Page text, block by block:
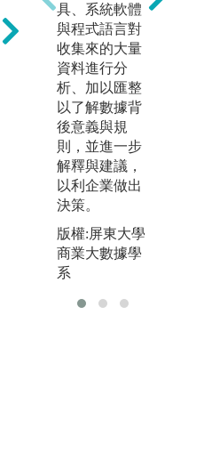
課程設計與規
劃導入CDIO教
學模式，鍛鍊
學生「不只知
道，更能做
到」的就業競
爭力
課程設計著重
建構金融專業
資訊科技、實
務應用、與金
融大數據之跨
領域整合訓
具、系統軟體
與程式語言對
收集來的大量
資料進行分
析、加以匯整
以了解數據背
後意義與規
則，並進一步
解釋與建議，
以利企業做出
決策。
版權:屏東大學
商業大數據學
系